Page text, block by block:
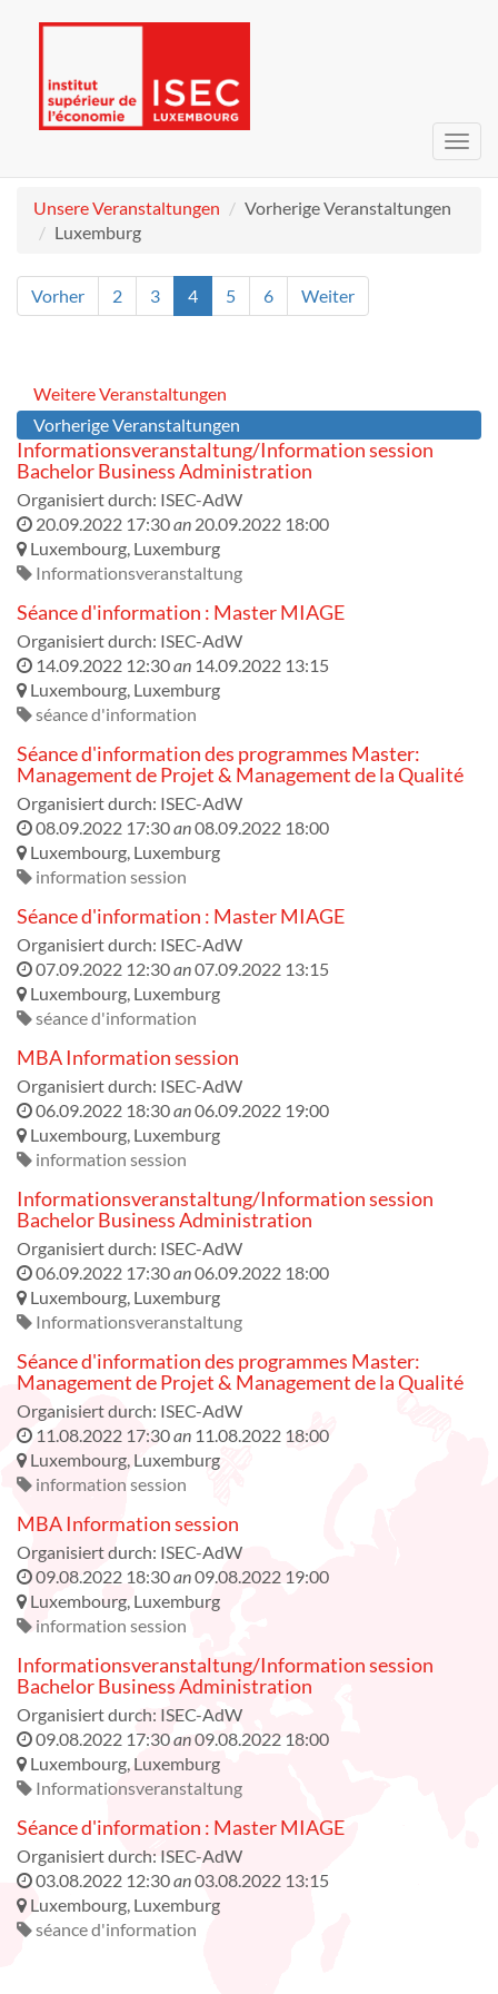
Unsere Veranstaltungen
Vorherige Veranstaltungen
Luxemburg
Vorher 2 3 4 5 6 Weiter
Weitere Veranstaltungen
Vorherige Veranstaltungen
Informationsveranstaltung/Information session
Bachelor Business Administration
Organisiert durch: ISEC-AdW
20.09.2022 17:30an 20.09.2022 18:00
Luxembourg, Luxemburg
Informationsveranstaltung
Séance d'information : Master MIAGE
Organisiert durch: ISEC-AdW
14.09.2022 12:30an 14.09.2022 13:15
Luxembourg, Luxemburg
séance d'information
Séance d'information des programmes Master:
Management de Projet & Management de la Qualité
Organisiert durch: ISEC-AdW
08.09.2022 17:30an08.09.2022 18:00
Luxembourg, Luxemburg
information session
Séance d'information : Master MIAGE
Organisiert durch: ISEC-AdW
07.09.2022 12:30an07.09.2022 13:15
Luxembourg, Luxemburg
séance d'information
MBA Information session
Organisiert durch: ISEC-AdW
06.09.2022 18:30an06.09.2022 19:00
Luxembourg, Luxemburg
information session
Informationsveranstaltung/Information session
Bachelor Business Administration
Organisiert durch: ISEC-AdW
06.09.2022 17:30an06.09.2022 18:00
Luxembourg, Luxemburg
Informationsveranstaltung
Séance d'information des programmes Master:
Management de Projet & Management de la Qualité
Organisiert durch: ISEC-AdW
11.08.2022 17:30an 11.08.2022 18:00
Luxembourg, Luxemburg
information session
MBA Information session
Organisiert durch: ISEC-AdW
09.08.2022 18:30an09.08.2022 19:00
Luxembourg, Luxemburg
information session
Informationsveranstaltung/Information session
Bachelor Business Administration
Organisiert durch: ISEC-AdW
09.08.2022 17:30an09.08.2022 18:00
Luxembourg, Luxemburg
Informationsveranstaltung
Séance d'information : Master MIAGE
Organisiert durch: ISEC-AdW
03.08.2022 12:30an03.08.2022 13:15
Luxembourg, Luxemburg
séance d'information